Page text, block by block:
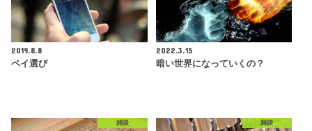
2019.8.8
ペイ選び
2022.3.15
暗い世界になっていくの？
雑談 雑談